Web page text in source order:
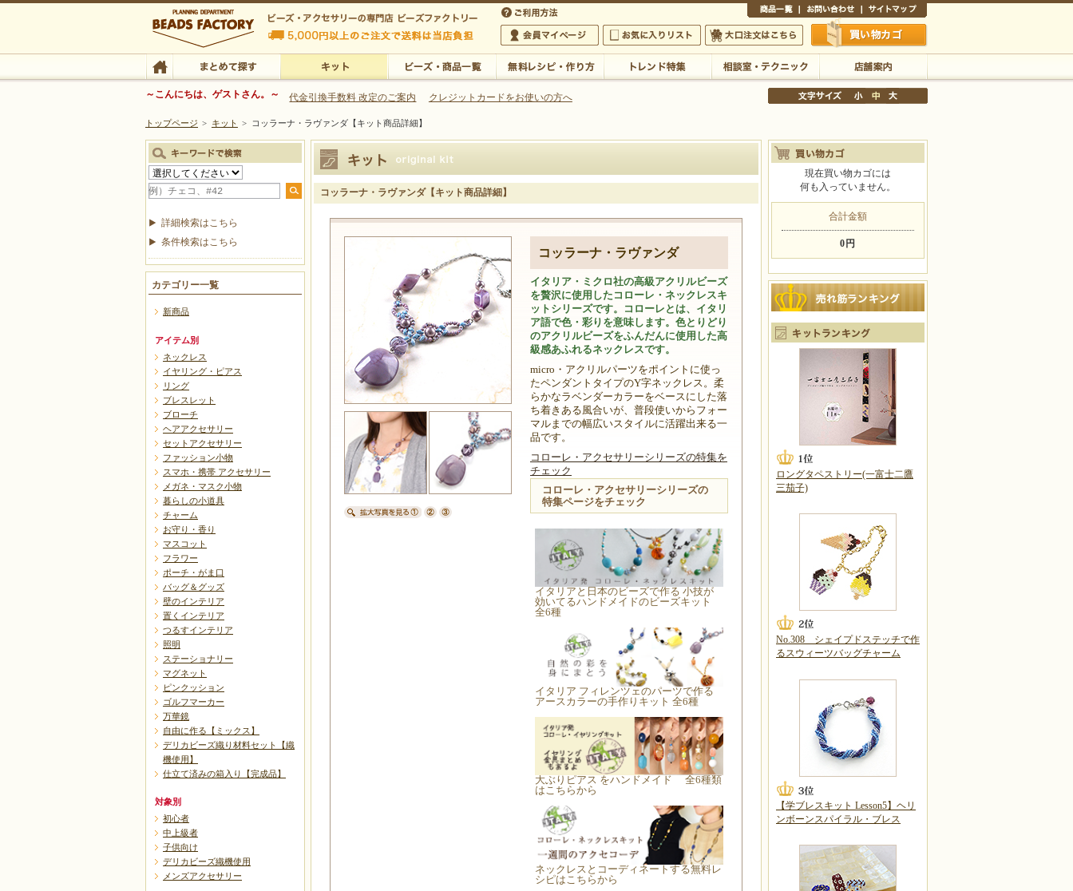
ビーズファクトリー ビーズ・パーツ・金具など・アクセサリーの専門店
ビーズ・アクセサリーの専門店 ビーズファクトリー 5,000円以上のご注文で送料は当店が負担いたします
ビーズ・アクセサリーの専門店 ビーズファクトリー 5,000円以上のご注文で送料は当店が負担いたします
会員マイページ
お気に入りリスト 大口注文はこちら 買い物かご
TOP まとめて探す 店舗案内
～こんにちは、ゲストさん。～ 代金引換手数料 改定のご案内 クレジットカードをお使いの方へ
トップページ > キット > コッラーナ・ラヴァンダ【キット商品詳細】
コッラーナ・ラヴァンダ【キット商品詳細】
コッラーナ・ラヴァンダ
イタリア・ミクロ社の高級アクリルビーズ
を贅沢に使用したコローレ・ネックレスキ
ットシリーズです。コローレとは、イタリ
ア語で色・彩りを意味します。色とりどり
のアクリルビーズをふんだんに使用した高
級感あふれるネックレスです。
micro・アクリルパーツをポイントに使っ
たペンダントタイプのY字ネックレス。柔
らかなラベンダーカラーをベースにした落
ち着きある風合いが、普段使いからフォー
マルまでの幅広いスタイルに活躍出来る一
品です。
コローレ・アクセサリーシリーズの特集を
チェック
コローレ・アクセサリーシリーズの
特集ページをチェック
イタリアと日本のビーズで作る 小技が
効いてるハンドメイドのビーズキット
全6種
イタリア フィレンツェのパーツで作る
アースカラーの手作りキット 全6種
大ぶりピアス をハンドメイド 全6種類
はこちらから
ネックレスとコーディネートする無料レ
シピはこちらから
詳細検索はこちら
条件検索はこちら
カテゴリー一覧
新商品
アイテム別
ネックレス
イヤリング・ピアス
リング
ブレスレット
ブローチ
ヘアアクセサリー
セットアクセサリー
ファッション小物
スマホ・携帯 アクセサリー
メガネ・マスク小物
暮らしの小道具
チャーム
お守り・香り
マスコット
フラワー
ポーチ・がま口
バッグ＆グッズ
壁のインテリア
置くインテリア
つるすインテリア
照明
ステーショナリー
マグネット
ピンクッション
ゴルフマーカー
万華鏡
自由に作る【ミックス】
デリカビーズ織り材料セット【織
機使用】
仕立て済みの箱入り【完成品】
対象別
初心者
中上級者
子供向け
デリカビーズ織機使用
メンズアクセサリー
現在買い物カゴには
何も入っていません。
合計金額
0円
ロングタペストリー(一富士二鷹
三茄子)
No.308 シェイプドステッチで作
るスウィーツバッグチャーム
【学ブレスキット Lesson5】ヘリ
ンボーンスパイラル・ブレス